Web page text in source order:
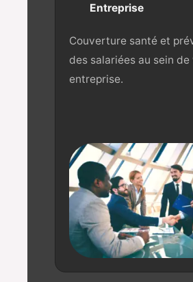
Entreprise
Couverture santé et
des salariées au sein
entreprise.